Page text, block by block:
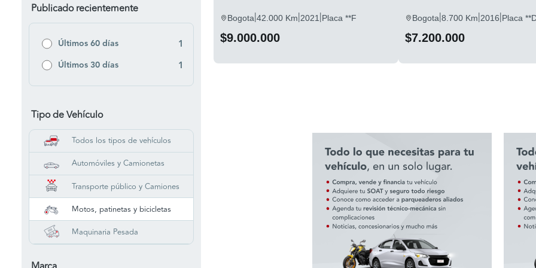
Publicado recientemente
Últimos 60 días 1
Últimos 30 días 1
Tipo de Vehículo
Todos los tipos de vehículos
Automóviles y Camionetas
Transporte público y Camiones
Motos, patinetas y bicicletas
Maquinaria Pesada
Bogota|42.000 Km|2021 |Placa **F
$9.000.000
Bogota|8.700 Km|2016|Placa
$7.200.000